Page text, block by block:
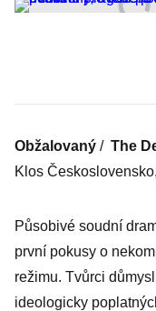
Obžalovaný / The
Klos
Působivé soudní
první pokusy o
režimu. Tvůrci
ideologicky